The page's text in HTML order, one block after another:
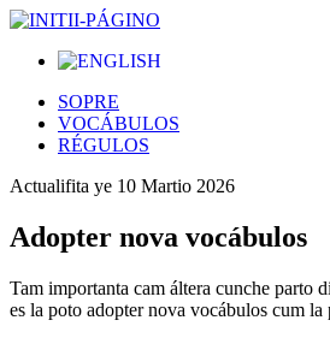
SOPRE
VOCÁBULOS
RÉGULOS
Actualifita ye 10 Martio 2026
Adopter nova vocábulos
Tam importanta cam áltera cunche parto
es la poto adopter nova vocábulos cum la